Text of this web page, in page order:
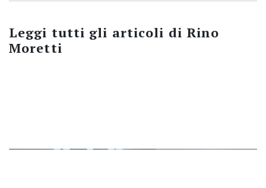
Leggi tutti gli articoli di Rino
Moretti